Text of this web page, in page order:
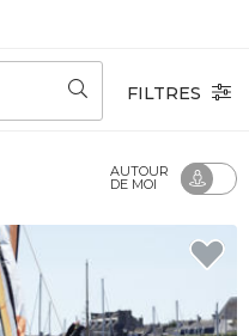
FILTRES
AUTOUR
DE MOI